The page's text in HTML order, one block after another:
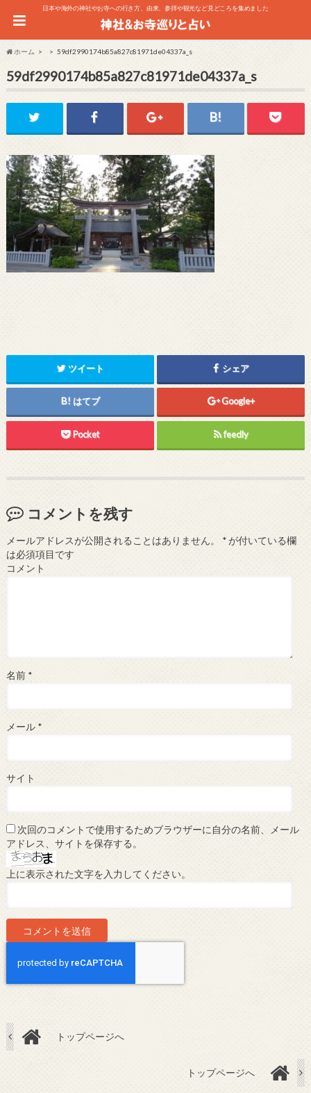
日本や海外の神社やお寺への行き方、由来、参拝や観光など見どころを集めました
ホーム 59df2990174b85a827c81971de04337a_s
59df2990174b85a827c81971de04337a_s
ツイート シェア
はてブ Google+
Pocket feedly
コメントを残す
メールアドレスが公開されることはありません。 *が付いている欄
は必須項目です
コメント
名前 *
メール *
サイト
次回のコメントで使用するためブラウザーに自分の名前、メール
アドレス、サイトを保存する。
上に表示された文字を入力してください。
トップページへ
トップページへ